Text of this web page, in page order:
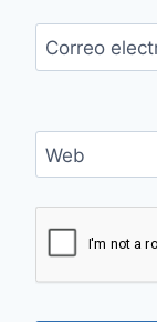
Correo
Web